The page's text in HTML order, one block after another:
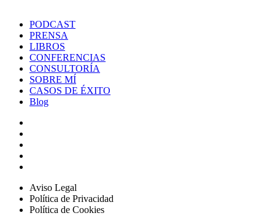
PODCAST
PRENSA
LIBROS
CONFERENCIAS
CONSULTORÍA
SOBRE MÍ
CASOS DE ÉXITO
Blog
Aviso Legal
Política de Privacidad
Política de Cookies